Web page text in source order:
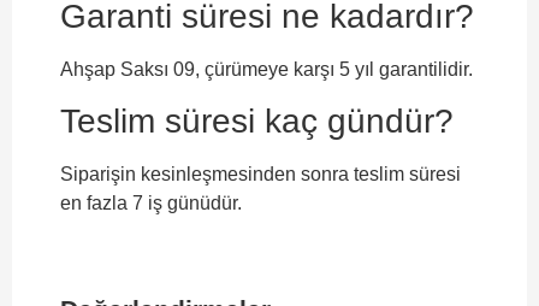
Garanti süresi ne kadardır?
Ahşap Saksı 09, çürümeye karşı 5 yıl garantilidir.
Teslim süresi kaç gündür?
Siparişin kesinleşmesinden sonra teslim süresi
en fazla 7 iş günüdür.